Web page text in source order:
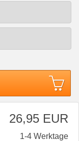
26,95 EUR
1-4 Werktage